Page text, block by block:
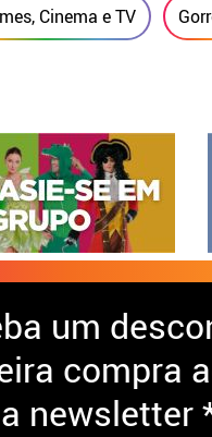
Cinema e TV
um
compra
newsletter